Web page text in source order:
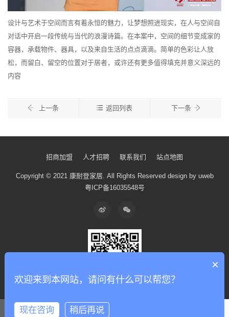
设计与艺术于空间而言有着永恒的魅力，让梦想照进现实，在人与空间自
对话中开启一段传统与当代的浪漫诗篇。在本案中，空间的细节变成家的
容器，承载物件、器具，以及来自生活的点点滴滴。简单的色彩让人放
松，而留白、留空的位置对于居者，或许还有更多值得填充并意义深远的
内容
上一条 返回列表 下一条
招商加盟 人才招聘 联系我们 站点地图
Copyright © 2021 康耐登家居. All Rights Reserved design by uweb
粤ICP备16035548号
×
欢迎来到本网站，请问有什么可以帮您？
现在咨询 稍后再说